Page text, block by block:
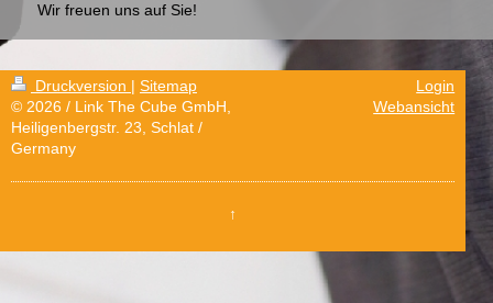
Wir freuen uns auf Sie!
Druckversion | Sitemap
© 2026 / Link The Cube GmbH,
Heiligenbergstr. 23, Schlat /
Germany
Login
Webansicht
↑